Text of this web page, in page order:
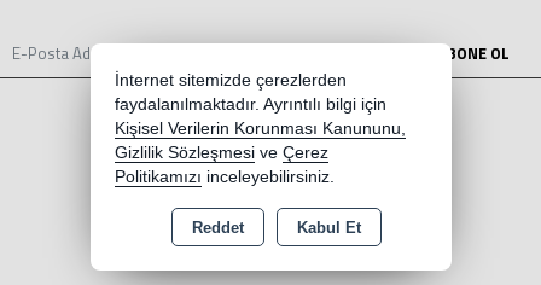
ABONE OL
İnternet sitemizde çerezlerden
faydalanılmaktadır. Ayrıntılı bilgi için
Kişisel Verilerin Korunması Kanununu,
Gizlilik Sözleşmesi ve Çerez
Politikamızı inceleyebilirsiniz.
Reddet Kabul Et